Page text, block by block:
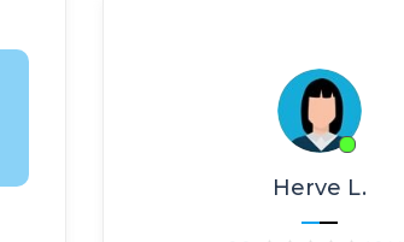
Herve L.